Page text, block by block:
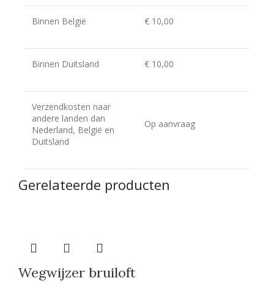
Binnen België € 10,00
Binnen Duitsland € 10,00
Verzendkosten naar
andere landen dan
Nederland, België en
Duitsland
Op aanvraag
Gerelateerde producten
Wegwijzer bruiloft